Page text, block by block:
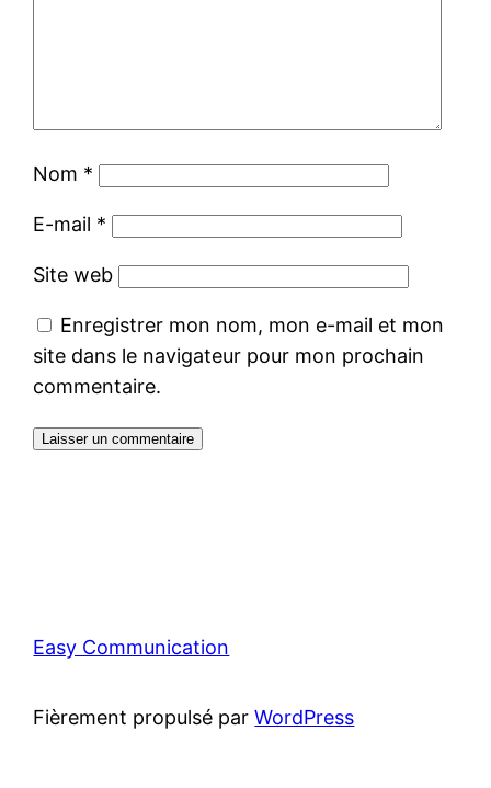
Nom *
E-mail *
Site web
Enregistrer mon nom, mon e-mail et mon
site dans le navigateur pour mon prochain
commentaire.
Easy Communication
Fièrement propulsé parWordPress